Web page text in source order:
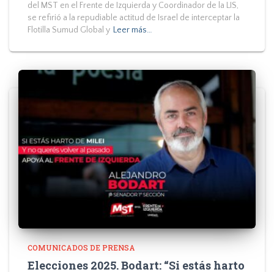
del MST en el Frente de Izquierda y Coordinador de la LIS,
se refirió a la repudiable actitud de Israel de interceptar la
Flotilla Sumud Global y Leer más…
COMUNICADOS DE PRENSA
Elecciones 2025. Bodart: “Si estás harto